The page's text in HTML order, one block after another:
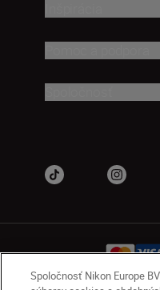
Spoločnosť Nikon Europe